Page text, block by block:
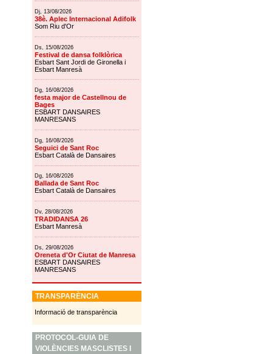
Dj, 13/08/2026
38è. Aplec Internacional Adifolk
Som Riu d'Or
Ds, 15/08/2026
Festival de dansa folklòrica
Esbart Sant Jordi de Gironella i
Esbart Manresà
Dg, 16/08/2026
festa major de Castellnou de
Bages
ESBART DANSAIRES
MANRESANS
Dg, 16/08/2026
Seguici de Sant Roc
Esbart Català de Dansaires
Dg, 16/08/2026
Ballada de Sant Roc
Esbart Català de Dansaires
Dv, 28/08/2026
TRADIDANSA 26
Esbart Manresà
Ds, 29/08/2026
Oreneta d'Or Ciutat de Manresa
ESBART DANSAIRES
MANRESANS
TRANSPARÈNCIA
Informació de transparència
PROTOCOL-GUIA DE
VIOLÈNCIES MASCLISTES I